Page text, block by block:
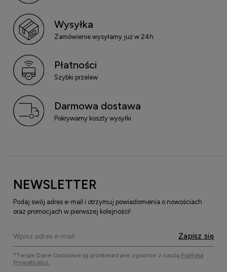
Wysyłka
Zamówienie wysyłamy już w 24h
Płatności
Szybki przelew
Darmowa dostawa
Pokrywamy koszty wysyłki
NEWSLETTER
Podaj swój adres e-mail i otrzymuj powiadomienia o nowościach
oraz promocjach w pierwszej kolejności!
Zapisz się
*Twoje Dane Osobowe są przetwarzane zgodnie z naszą Polityką
Prywatności.